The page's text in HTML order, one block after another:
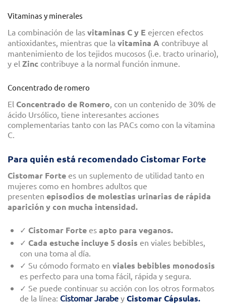
Vitaminas y minerales
La combinación de las vitaminas C y E ejercen efectos
antioxidantes, mientras que la vitamina A contribuye al
mantenimiento de los tejidos mucosos (i.e. tracto urinario),
y el Zinc contribuye a la normal función inmune.
Concentrado de romero
El Concentrado de Romero, con un contenido de 30% de
ácido Ursólico, tiene interesantes acciones
complementarias tanto con las PACs como con la vitamina
C.
Para quién está recomendado Cistomar Forte
Cistomar Forte es un suplemento de utilidad tanto en
mujeres como en hombres adultos que
presenten episodios de molestias urinarias de rápida
aparición y con mucha intensidad.
✓ Cistomar Forte es apto para veganos.
✓ Cada estuche incluye 5 dosis en viales bebibles,
con una toma al día.
✓ Su cómodo formato en viales bebibles monodosis
es perfecto para una toma fácil, rápida y segura.
✓ Se puede continuar su acción con los otros formatos
de la línea: Cistomar Jarabe y Cistomar Cápsulas.